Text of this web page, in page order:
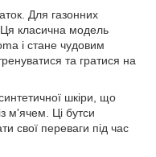
Для газонних
Ця класична модель
і стане чудовим
та гратися на
шкіри, що
м'ячем. Ці бутси
свої переваги під час